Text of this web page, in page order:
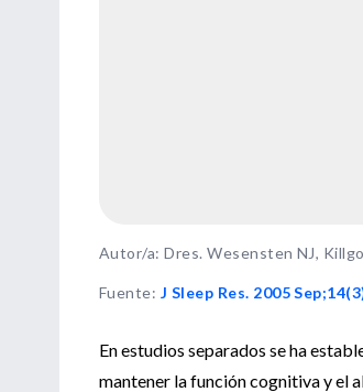
Autor/a: Dres. Wesensten NJ,
Fuente: J Sleep Res. 2005
En estudios separados se ha
mantener la función cognitiva y el